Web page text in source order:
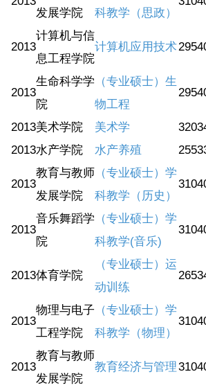
发展学院
科教学（思政）
2013
计算机与信
息工程学院
计算机应用技术295
2013
生命科学学
院
（专业硕士）生
物工程
295
2013美术学院 美术学 320
2013水产学院 水产养殖 255
2013
教育与教师
发展学院
（专业硕士）学
科教学（历史）
310
2013
音乐舞蹈学
院
（专业硕士）学
科教学(音乐)
310
2013体育学院
（专业硕士）运
动训练
265
2013
物理与电子
工程学院
（专业硕士）学
科教学（物理）
310
2013
教育与教师
发展学院
教育经济与管理310